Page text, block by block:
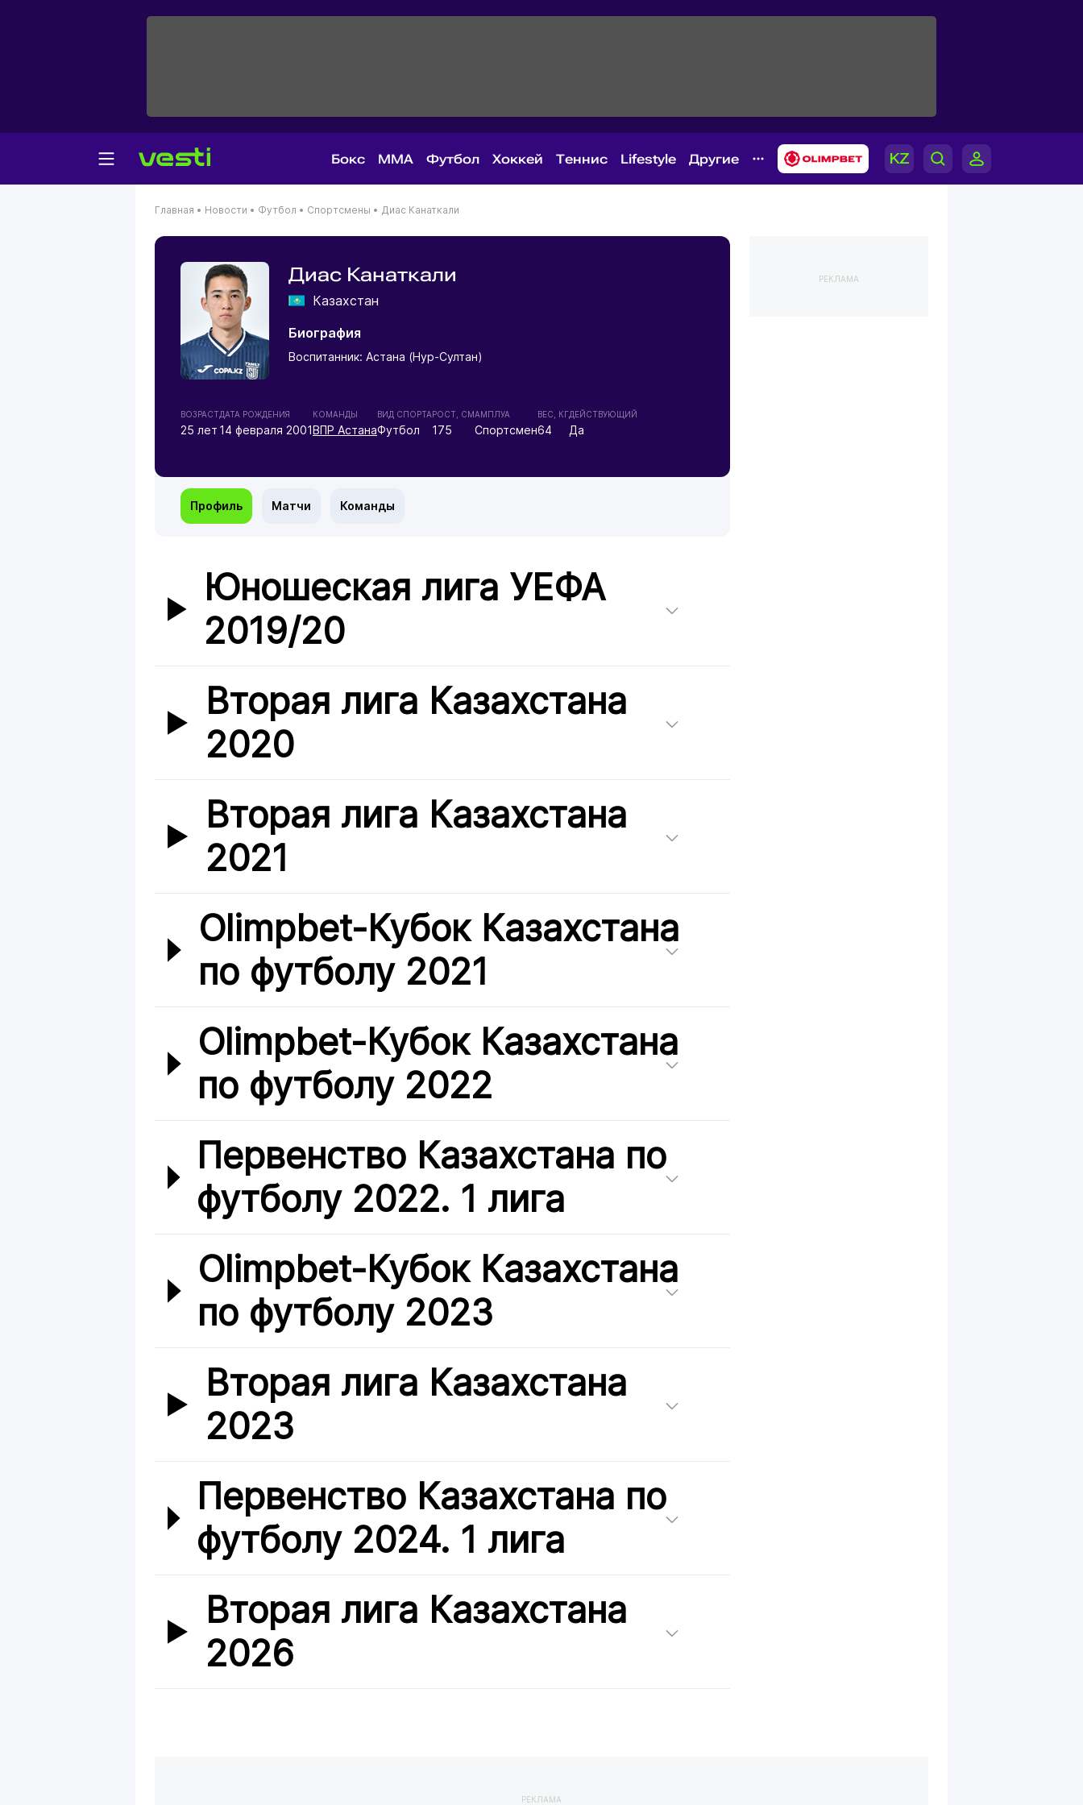
Бокс MMA Футбол Хоккей Теннис Lifestyle Другие
Главная • Новости • Футбол • Спортсмены • Диас Канаткали
Диас Канаткали
Казахстан
Биография
Воспитанник: Астана (Нур-Султан)
ВОЗРАСТ
25 лет
ДАТА РОЖДЕНИЯ
14 февраля 2001
КОМАНДЫ
ВПР Астана
ВИД СПОРТА
Футбол
РОСТ, СМ
175
АМПЛУА
Спортсмен
ВЕС, КГ
64
ДЕЙСТВУЮЩИЙ
Да
Профиль Матчи Команды
Юношеская лига УЕФА
2019/20
Вторая лига Казахстана
2020
Вторая лига Казахстана
2021
Olimpbet-Кубок Казахстана
по футболу 2021
Olimpbet-Кубок Казахстана
по футболу 2022
Первенство Казахстана по
футболу 2022. 1 лига
Olimpbet-Кубок Казахстана
по футболу 2023
Вторая лига Казахстана
2023
Первенство Казахстана по
футболу 2024. 1 лига
Вторая лига Казахстана
2026
РЕКЛАМА
РЕКЛАМА